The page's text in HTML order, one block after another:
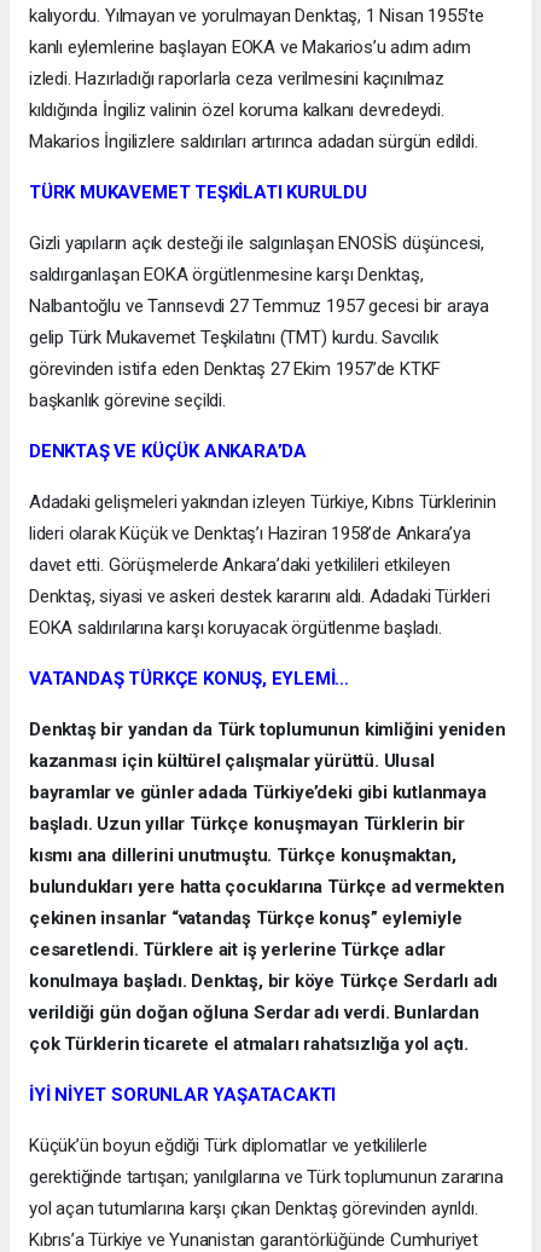
kalıyordu. Yılmayan ve yorulmayan Denktaş, 1 Nisan 1955’te
kanlı eylemlerine başlayan EOKA ve Makarios’u adım adım
izledi. Hazırladığı raporlarla ceza verilmesini kaçınılmaz
kıldığında İngiliz valinin özel koruma kalkanı devredeydi.
Makarios İngilizlere saldırıları artırınca adadan sürgün edildi.
TÜRK MUKAVEMET TEŞKİLATI KURULDU
Gizli yapıların açık desteği ile salgınlaşan ENOSİS düşüncesi,
saldırganlaşan EOKA örgütlenmesine karşı Denktaş,
Nalbantoğlu ve Tanrısevdi 27 Temmuz 1957 gecesi bir araya
gelip Türk Mukavemet Teşkilatını (TMT) kurdu. Savcılık
görevinden istifa eden Denktaş 27 Ekim 1957’de KTKF
başkanlık görevine seçildi.
DENKTAŞ VE KÜÇÜK ANKARA’DA
Adadaki gelişmeleri yakından izleyen Türkiye, Kıbrıs Türklerinin
lideri olarak Küçük ve Denktaş’ı Haziran 1958’de Ankara’ya
davet etti. Görüşmelerde Ankara’daki yetkilileri etkileyen
Denktaş, siyasi ve askeri destek kararını aldı. Adadaki Türkleri
EOKA saldırılarına karşı koruyacak örgütlenme başladı.
VATANDAŞ TÜRKÇE KONUŞ, EYLEMİ…
Denktaş bir yandan da Türk toplumunun kimliğini yeniden
kazanması için kültürel çalışmalar yürüttü. Ulusal
bayramlar ve günler adada Türkiye’deki gibi kutlanmaya
başladı. Uzun yıllar Türkçe konuşmayan Türklerin bir
kısmı ana dillerini unutmuştu. Türkçe konuşmaktan,
bulundukları yere hatta çocuklarına Türkçe ad vermekten
çekinen insanlar “vatandaş Türkçe konuş” eylemiyle
cesaretlendi. Türklere ait iş yerlerine Türkçe adlar
konulmaya başladı. Denktaş, bir köye Türkçe Serdarlı adı
verildiği gün doğan oğluna Serdar adı verdi. Bunlardan
çok Türklerin ticarete el atmaları rahatsızlığa yol açtı.
İYİ NİYET SORUNLAR YAŞATACAKTI
Küçük’ün boyun eğdiği Türk diplomatlar ve yetkililerle
gerektiğinde tartışan; yanılgılarına ve Türk toplumunun zararına
yol açan tutumlarına karşı çıkan Denktaş görevinden ayrıldı.
Kıbrıs’a Türkiye ve Yunanistan garantörlüğünde Cumhuriyet